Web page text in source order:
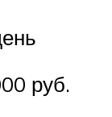
руб.